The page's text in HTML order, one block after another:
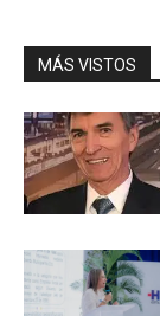
MÁS VISTOS